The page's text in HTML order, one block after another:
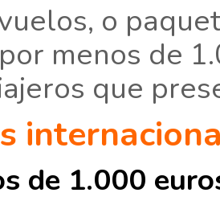
o
menos de
que
de 1.000